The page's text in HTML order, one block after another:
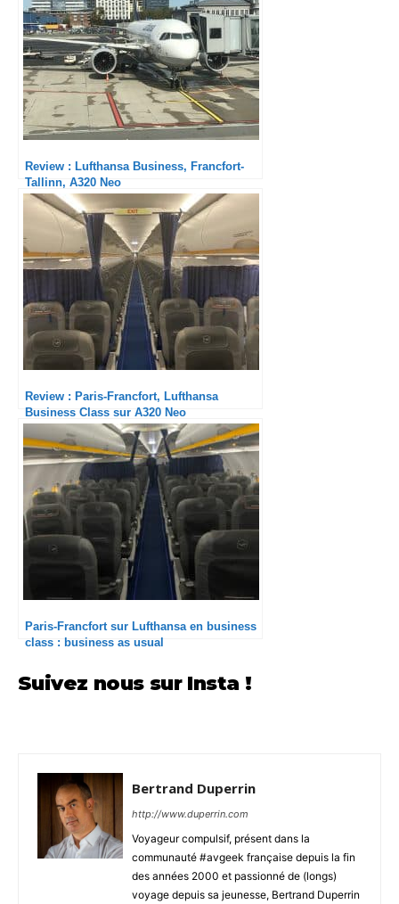
Review : Lufthansa Business, Francfort-
Tallinn, A320 Neo
Review : Paris-Francfort, Lufthansa
Business Class sur A320 Neo
Paris-Francfort sur Lufthansa en business
class : business as usual
Suivez nous sur Insta !
Bertrand Duperrin
http://www.duperrin.com
Voyageur compulsif, présent dans la
communauté #avgeek française depuis la fin
des années 2000 et passionné de (longs)
voyage depuis sa jeunesse, Bertrand Duperrin